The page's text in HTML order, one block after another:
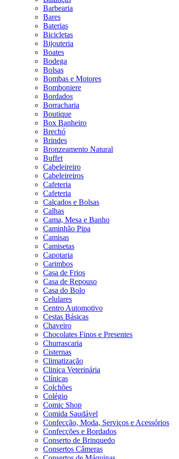
Barbearia
Bares
Baterias
Bicicletas
Bijouteria
Boates
Bodega
Bolsas
Bombas e Motores
Bomboniere
Bordados
Borracharia
Boutique
Box Banheiro
Brechó
Brindes
Bronzeamento Natural
Buffet
Cabeleireiro
Cabeleireiros
Cafeteria
Cafeteria
Calçados e Bolsas
Calhas
Cama, Mesa e Banho
Caminhão Pipa
Camisas
Camisetas
Capotaria
Carimbos
Casa de Frios
Casa de Repouso
Casa do Bolo
Celulares
Centro Automotivo
Cestas Básicas
Chaveiro
Chocolates Finos e Presentes
Churrascaria
Cisternas
Climatização
Clinica Veterinária
Clínicas
Colchões
Colégio
Comic Shop
Comida Saudável
Confecção, Moda, Serviços e Acessórios
Confecções e Bordados
Conserto de Brinquedo
Consertos Câmeras